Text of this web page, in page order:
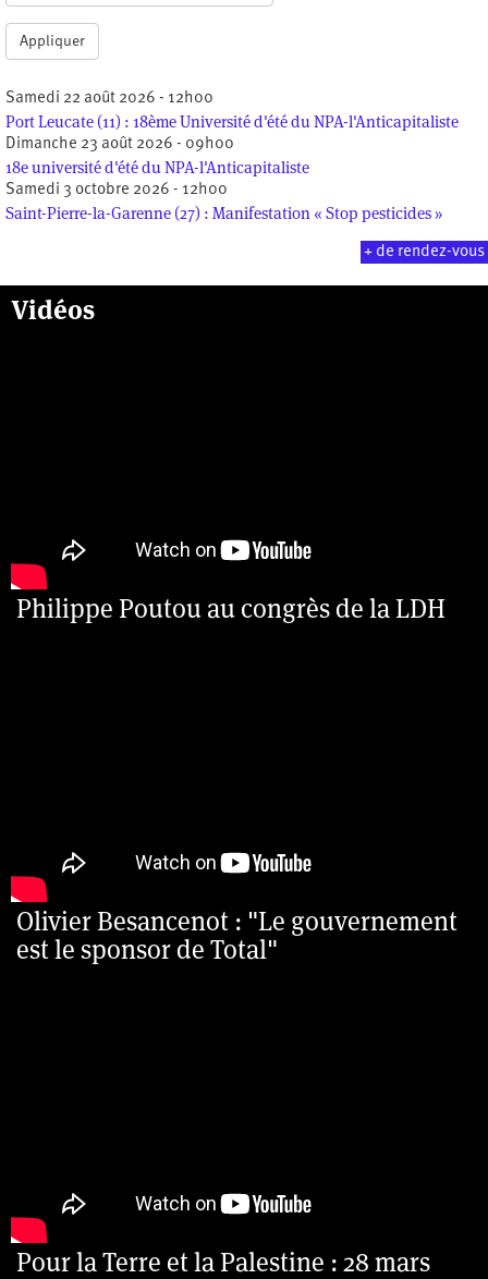
Appliquer
Samedi 22 août 2026 - 12h00
Port Leucate (11) : 18ème Université d'été du NPA-l'Anticapitaliste
Dimanche 23 août 2026 - 09h00
18e université d'été du NPA-l'Anticapitaliste
Samedi 3 octobre 2026 - 12h00
Saint-Pierre-la-Garenne (27) : Manifestation « Stop pesticides »
+ de rendez-vous
Vidéos
Philippe Poutou au congrès de la LDH
Olivier Besancenot : "Le gouvernement
est le sponsor de Total"
Pour la Terre et la Palestine : 28 mars